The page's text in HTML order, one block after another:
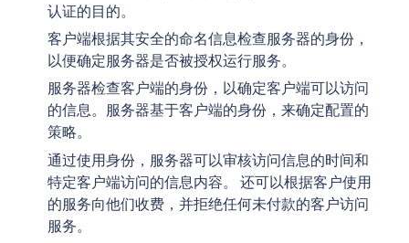
认证的目的。
客户端根据其安全的命名信息检查服务器的身份，
以便确定服务器是否被授权运行服务。
服务器检查客户端的身份，以确定客户端可以访问
的信息。服务器基于客户端的身份，来确定配置的
策略。
通过使用身份，服务器可以审核访问信息的时间和
特定客户端访问的信息内容。 还可以根据客户使用
的服务向他们收费，并拒绝任何未付款的客户访问
服务。